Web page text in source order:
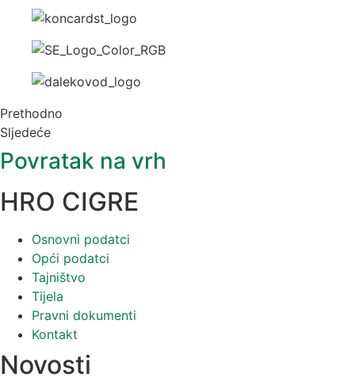
Prethodno
Sljedeće
Povratak na vrh
HRO CIGRE
Osnovni podatci
Opći podatci
Tajništvo
Tijela
Pravni dokumenti
Kontakt
Novosti